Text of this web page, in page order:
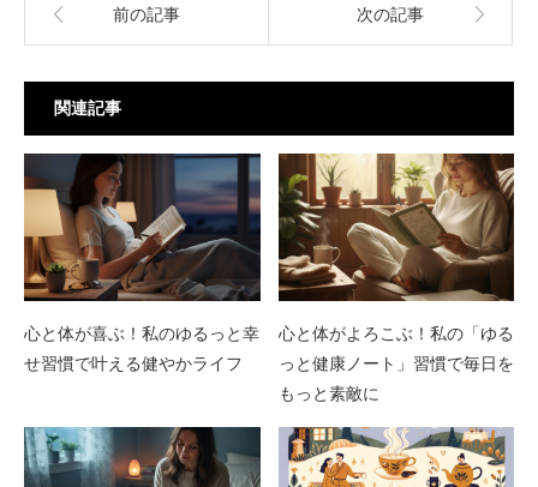
前の記事 次の記事
関連記事
心と体が喜ぶ！私のゆるっと幸
せ習慣で叶える健やかライフ
心と体がよろこぶ！私の「ゆる
っと健康ノート」習慣で毎日を
もっと素敵に